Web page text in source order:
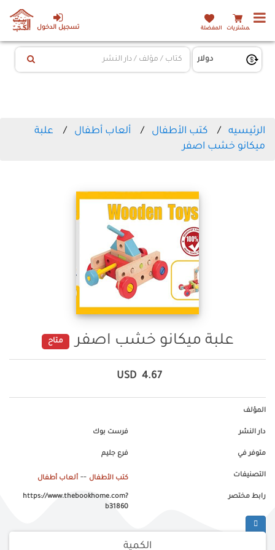
تسجيل الدخول المشتريات المفضلة
الرئيسيه كتب الأطفال ألعاب أطفال
علبة
ميكانو خشب اصفر
علبة ميكانو خشب اصفر متاح
4.67
USD
المؤلف
دار النشر فرست بوك
متوفر في فرع جليم
التصنيفات كتب الأطفال -- ألعاب أطفال
رابط مختصر
https://www.thebookhome.com?
b31860
الكمية